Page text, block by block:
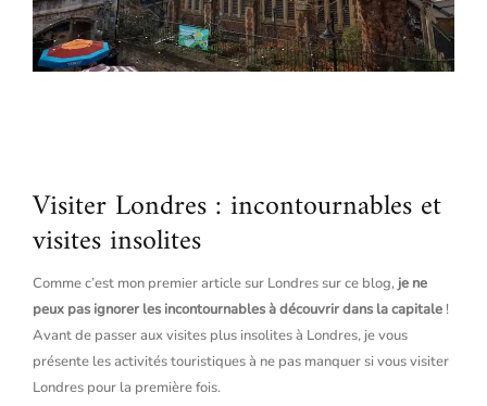
Visiter Londres : incontournables et
visites insolites
Comme c’est mon premier article sur Londres sur ce blog,je ne
peux pas ignorer les incontournables à découvrir dans la capitale !
Avant de passer aux visites plus insolites à Londres, je vous
présente les activités touristiques à ne pas manquer si vous visiter
Londres pour la première fois.